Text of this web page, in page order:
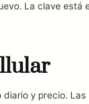
La clave
y precio.